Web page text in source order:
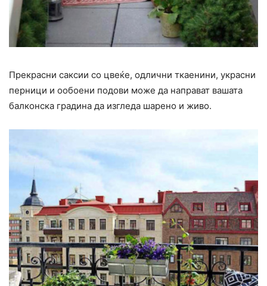
Прекрасни саксии со цвеќе, одлични ткаенини, украсни
перници и ообоени подови може да направат вашата
балконска градина да изгледа шарено и живо.